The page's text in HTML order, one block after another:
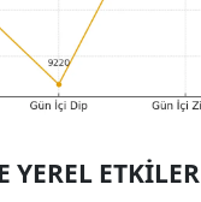
YEREL ETKILER